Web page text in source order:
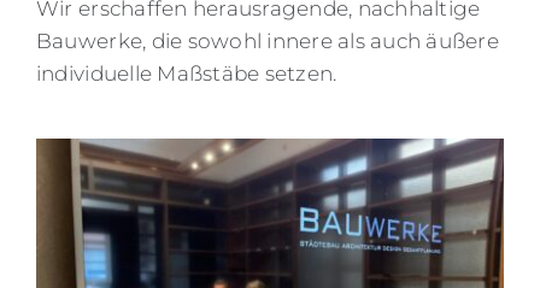
Wir erschaffen herausragende, nachhaltige
Bauwerke, die sowohl innere als auch äußere
individuelle Maßstäbe setzen.